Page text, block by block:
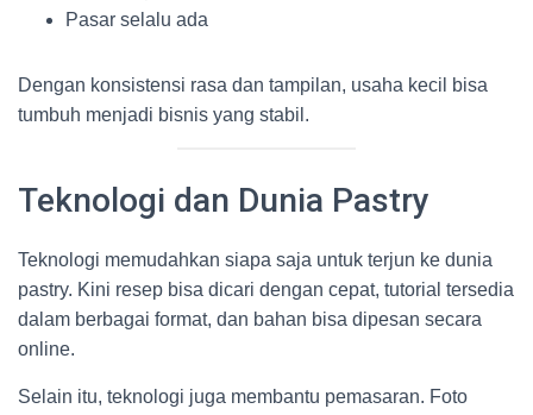
Pasar selalu ada
Dengan konsistensi rasa dan tampilan, usaha kecil bisa
tumbuh menjadi bisnis yang stabil.
Teknologi dan Dunia Pastry
Teknologi memudahkan siapa saja untuk terjun ke dunia
pastry. Kini resep bisa dicari dengan cepat, tutorial tersedia
dalam berbagai format, dan bahan bisa dipesan secara
online.
Selain itu, teknologi juga membantu pemasaran. Foto